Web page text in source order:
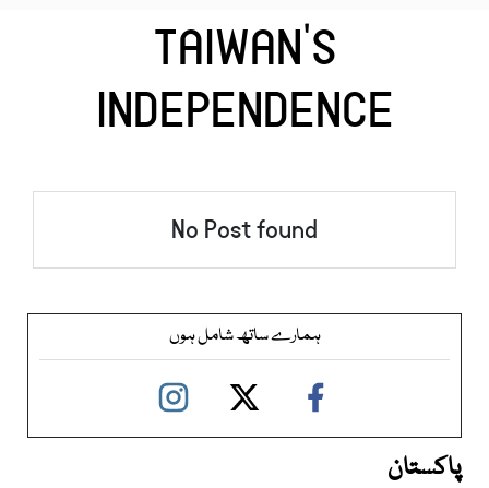
TAIWAN’S
INDEPENDENCE
No Post found
ہمارے ساتھ شامل ہوں
پاکستان